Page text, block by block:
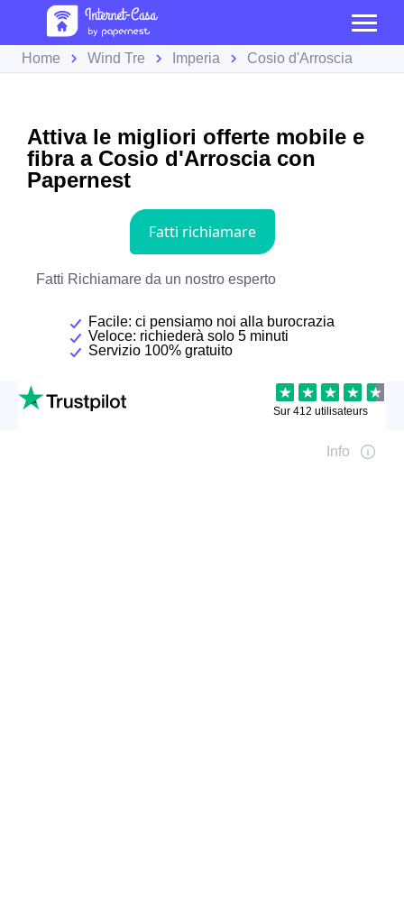
Home Wind Tre Imperia Cosio d'Arroscia